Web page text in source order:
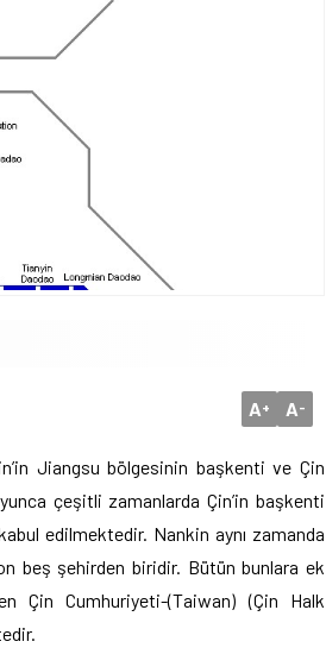
A+ A-
Jiangsu bölgesinin başkenti ve Çin
çeşitli zamanlarda Çin’in başkenti
edilmektedir. Nankin aynı zamanda
beş şehirden biridir. Bütün bunlara ek
Çin Cumhuriyeti-(Taiwan) (Çin Halk